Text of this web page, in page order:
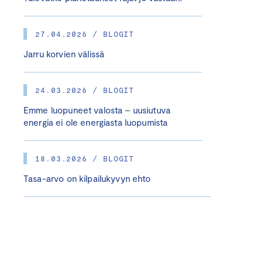
27.04.2026 / BLOGIT
Jarru korvien välissä
24.03.2026 / BLOGIT
Emme luopuneet valosta – uusiutuva
energia ei ole energiasta luopumista
18.03.2026 / BLOGIT
Tasa-arvo on kilpailukyvyn ehto